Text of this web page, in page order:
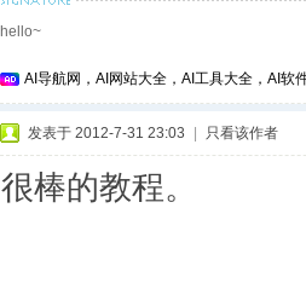
hello~
AI导航网，AI网站大全，AI工具大全，AI软
发表于 2012-7-31 23:03 只看该作者
很棒的教程。